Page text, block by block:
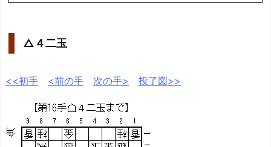
△４二玉
<<初手 <前の手 次の手> 投了図>>